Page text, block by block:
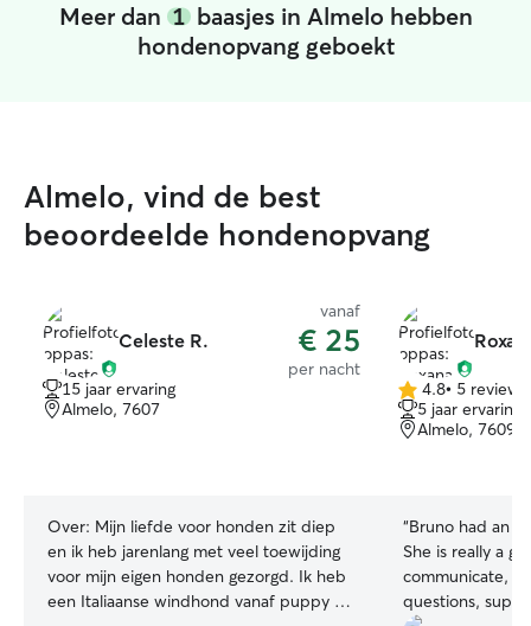
Meer dan 1baasjes in Almelo hebben
hondenopvang geboekt
Almelo, vind de best
beoordeelde hondenopvang
Celeste R.
vanaf
€ 25
per nacht
15 jaar ervaring
Almelo, 7607
Over: Mijn liefde voor honden zit diep
en ik heb jarenlang met veel toewijding
voor mijn eigen honden gezorgd. Ik heb
een Italiaanse windhond vanaf puppy af
4.8
van
5
4.8• 5 reviews
5 jaar ervaring
Almelo, 7609
“Bruno had an
She is really a
communicate,
questions,